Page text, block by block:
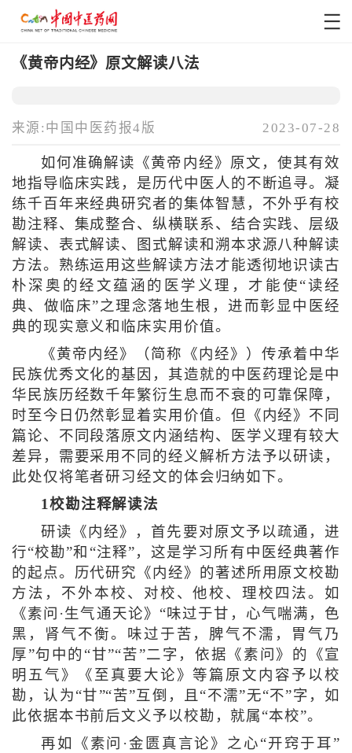
《黄帝内经》原文解读八法
来源:中国中医药报4版 2023-07-28
如何准确解读《黄帝内经》原文，使其有效
地指导临床实践，是历代中医人的不断追寻。凝
练千百年来经典研究者的集体智慧，不外乎有校
勘注释、集成整合、纵横联系、结合实践、层级
解读、表式解读、图式解读和溯本求源八种解读
方法。熟练运用这些解读方法才能透彻地识读古
朴深奥的经文蕴涵的医学义理，才能使“读经
典、做临床”之理念落地生根，进而彰显中医经
典的现实意义和临床实用价值。
《黄帝内经》（简称《内经》）传承着中华
民族优秀文化的基因，其造就的中医药理论是中
华民族历经数千年繁衍生息而不衰的可靠保障，
时至今日仍然彰显着实用价值。但《内经》不同
篇论、不同段落原文内涵结构、医学义理有较大
差异，需要采用不同的经义解析方法予以研读，
此处仅将笔者研习经文的体会归纳如下。
1校勘注释解读法
研读《内经》，首先要对原文予以疏通，进
行“校勘”和“注释”，这是学习所有中医经典著作
的起点。历代研究《内经》的著述所用原文校勘
方法，不外本校、对校、他校、理校四法。如
《素问·生气通天论》“味过于甘，心气喘满，色
黑，肾气不衡。味过于苦，脾气不濡，胃气乃
厚”句中的“甘”“苦”二字，依据《素问》的《宣
明五气》《至真要大论》等篇原文内容予以校
勘，认为“甘”“苦”互倒，且“不濡”无“不”字，如
此依据本书前后文义予以校勘，就属“本校”。
再如《素问·金匮真言论》之心“开窍于耳”